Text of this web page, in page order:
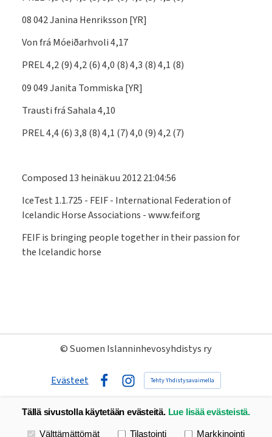
08 042 Janina Henriksson [YR]
Von frá Móeiðarhvoli 4,17
PREL 4,2 (9) 4,2 (6) 4,0 (8) 4,3 (8) 4,1 (8)
09 049 Janita Tommiska [YR]
Trausti frá Sahala 4,10
PREL 4,4 (6) 3,8 (8) 4,1 (7) 4,0 (9) 4,2 (7)
Composed 13 heinäkuu 2012 21:04:56
IceTest 1.1.725 - FEIF - International Federation of
Icelandic Horse Associations - www.feif.org
FEIF is bringing people together in their passion for
the Icelandic horse
©Suomen Islanninhevosyhdistys ry
Evästeet
Tehty Yhdistysavaimella
Tällä sivustolla käytetään evästeitä. Lue lisää evästeistä.
Valitse käytettävät evästeet
Välttämättömät Tilastointi Markkinointi